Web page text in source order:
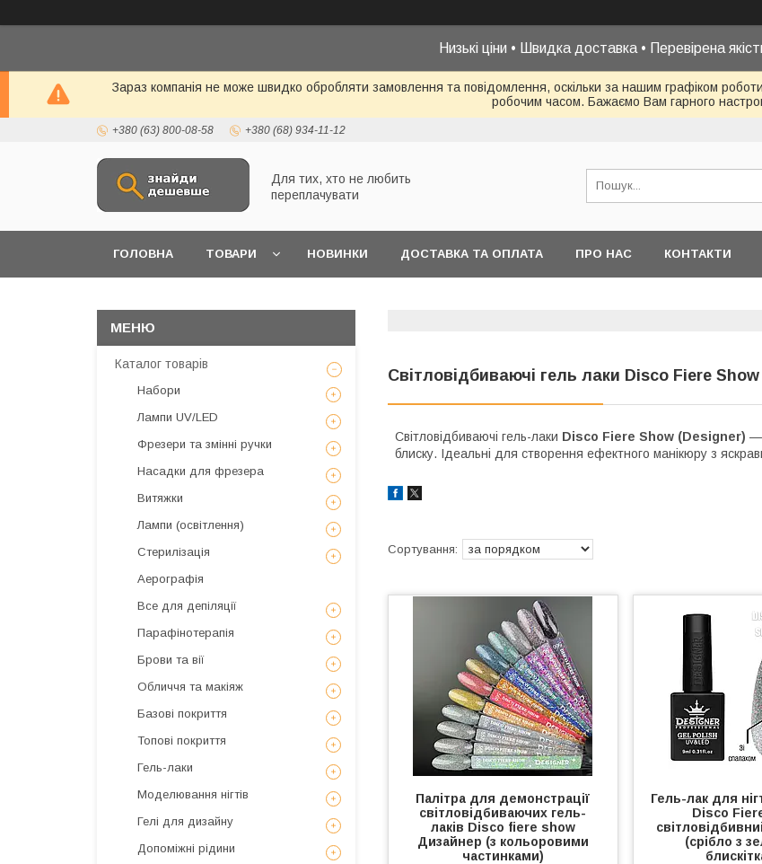
Низькі ціни • Швидка доставка • Перевірена
Зараз компанія не може швидко обробляти замовлення та повідомлення, оскільки за нашим графіком
робочим часом. Бажаємо Вам гарного
+380 (63) 800-08-58 +380 (68) 934-11-12
Для тих, хто не любить
переплачувати
ГОЛОВНА ТОВАРИ НОВИНКИ ДОСТАВКА ТА ОПЛАТА ПРО НАС КОНТАКТИ
Світловідбиваючі гель лаки Disco Fiere
Світловідбиваючі гель-лаки Disco Fiere Show (Designer) —
блиску. Ідеальні для створення ефектного манікюру з
Палітра для демонстрації
світловідбиваючих гель-
лаків Disco fiere show
Дизайнер (з кольоровими
частинками)
Гель-лак для
Disco
(срібло з
Каталог товарів
Набори
Лампи UV/LED
Фрезери та змінні ручки
Насадки для фрезера
Витяжки
Лампи (освітлення)
Стерилізація
Аерографія
Все для депіляції
Парафінотерапія
Брови та вії
Обличчя та макіяж
Базові покриття
Топові покриття
Гель-лаки
Моделювання нігтів
Гелі для дизайну
Допоміжні рідини